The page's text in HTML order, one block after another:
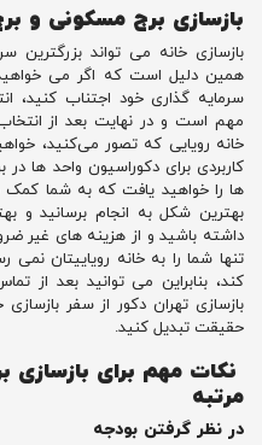
بازسازی برج مسکونی و
بازسازی خانه می تواند بزرگترین
همین دلیل است که اگر می‌ خواهید
سرمایه گذاری خود اجتناب کنید،
مهم است و در نهایت بعد از
خانه رویایی‌ که تصور می‌کنید،
کاربردی برای دکوراسیون واحد ها در
ها را خواهید یافت که به شما کمک
بهترین شکل به انجام برسانید و
داشته باشید و از هزینه های غیر
تنها شما را به خانه رویاییتان نمی
کند، بنابراین می توانید بعد از
بازسازی تهران دکور از سفر
حقیقت تبدیل کنید.
نکات مهم برای بازسازی
مرتبه
در نظر گرفتن بودجه